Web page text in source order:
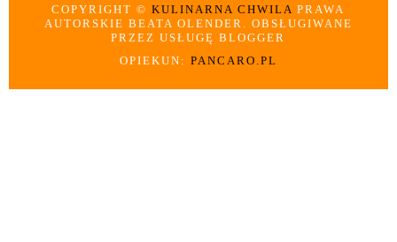
COPYRIGHT ©KULINARNA CHWILAPRAWA
AUTORSKIE BEATA OLENDER. OBSŁUGIWANE
PRZEZ USŁUGĘ BLOGGER
OPIEKUN: PANCARO.PL